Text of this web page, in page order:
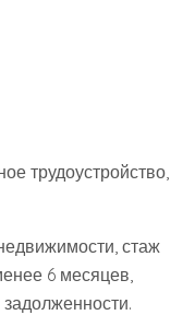
трудоустройство,
стаж
6 месяцев,